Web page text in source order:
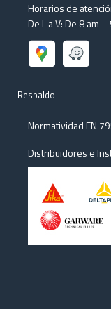
Horarios de
De L a V: De 8 am –
Respaldo
Normatividad EN
Distribuidores e